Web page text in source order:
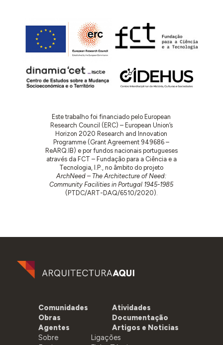
Este trabalho foi financiado pelo European
Research Council (ERC) – European Union’s
Horizon 2020 Research and Innovation
Programme (Grant Agreement 949686 –
ReARQ.IB) e por fundos nacionais portugueses
através da FCT – Fundação para a Ciência e a
Tecnologia, I.P., no âmbito do projeto
ArchNeed – The Architecture of Need:
Community Facilities in Portugal 1945-1985
(PTDC/ART-DAQ/6510/2020).
Comunidades
Obras
Agentes
Atividades
Documentação
Artigos e Noticias
Sobre
Ligações